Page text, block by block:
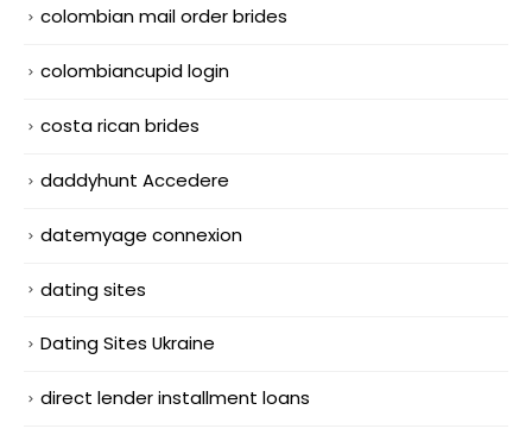
colombian mail order brides
colombiancupid login
costa rican brides
daddyhunt Accedere
datemyage connexion
dating sites
Dating Sites Ukraine
direct lender installment loans